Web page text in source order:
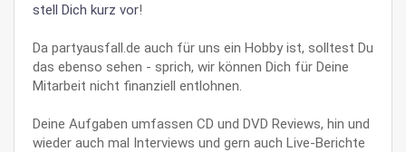
stell Dich kurz vor!
Da partyausfall.de auch für uns ein Hobby ist, solltest Du
das ebenso sehen - sprich, wir können Dich für Deine
Mitarbeit nicht finanziell entlohnen.
Deine Aufgaben umfassen CD und DVD Reviews, hin und
wieder auch mal Interviews und gern auch Live-Berichte